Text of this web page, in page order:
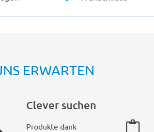
ERWARTEN
Clever suchen
Produkte dank